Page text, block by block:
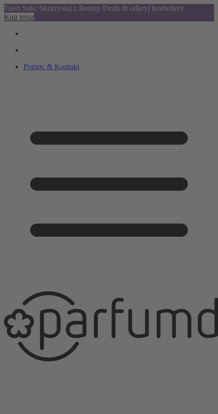
Flash Sale: Skorzystaj z Beauty Deals & odkryj bestsellery
Kup teraz
Pomoc & Kontakt